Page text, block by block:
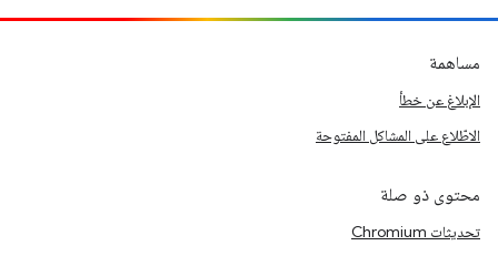
مساهمة
الإبلاغ عن خطأ
الاطّلاع على المشاكل المفتوحة
محتوى ذو صلة
تحديثات Chromium